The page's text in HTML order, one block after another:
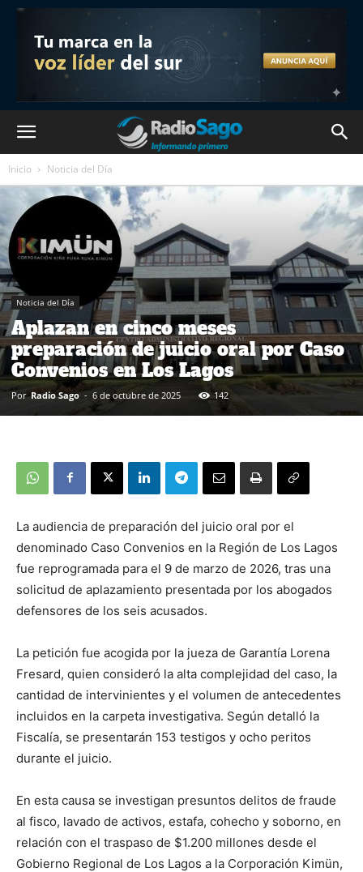
Inicio Noticia del Día
Noticia del Día
Aplazan en cinco meses
preparación de juicio oral por Caso
Convenios en Los Lagos
Por Radio Sago - 6 de octubre de 2025 142
La audiencia de preparación del juicio oral por el
denominado Caso Convenios en la Región de Los Lagos
fue reprogramada para el 9 de marzo de 2026, tras una
solicitud de aplazamiento presentada por los abogados
defensores de los seis acusados.
La petición fue acogida por la jueza de Garantía Lorena
Fresard, quien consideró la alta complejidad del caso, la
cantidad de intervinientes y el volumen de antecedentes
incluidos en la carpeta investigativa. Según detalló la
Fiscalía, se presentarán 153 testigos y ocho peritos
durante el juicio.
En esta causa se investigan presuntos delitos de fraude
al fisco, lavado de activos, estafa, cohecho y soborno, en
relación con el traspaso de $1.200 millones desde el
Gobierno Regional de Los Lagos a la Corporación Kimün,